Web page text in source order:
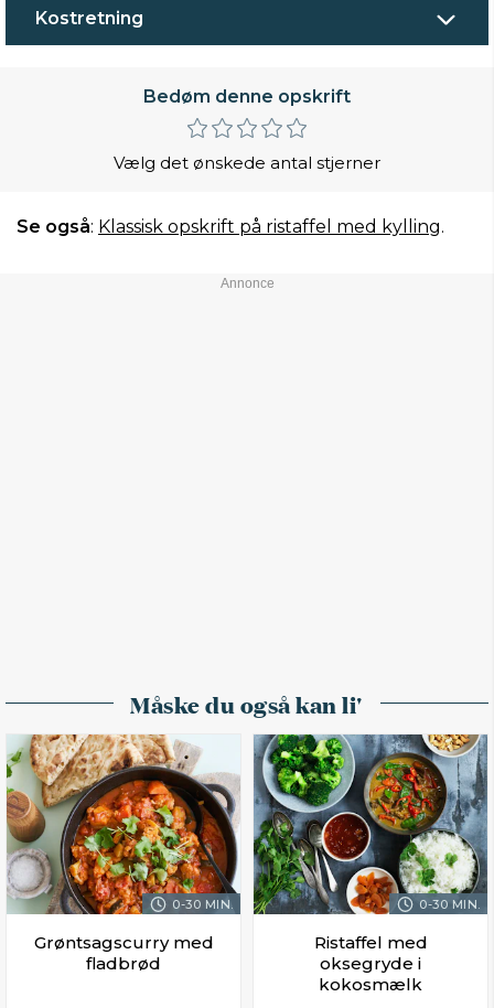
Kostretning
Bedøm denne opskrift
Vælg det ønskede antal stjerner
Se også: Klassisk opskrift på ristaffel med kylling.
Måske du også kan li'
0-30 MIN.
Grøntsagscurry med
fladbrød
0-30 MIN.
Ristaffel med
oksegryde i
kokosmælk